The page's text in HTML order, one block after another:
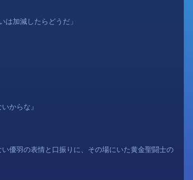
加減したらどうだ」
からな』
い優羽の表情と口振りに、その場にいた黄金聖闘士の